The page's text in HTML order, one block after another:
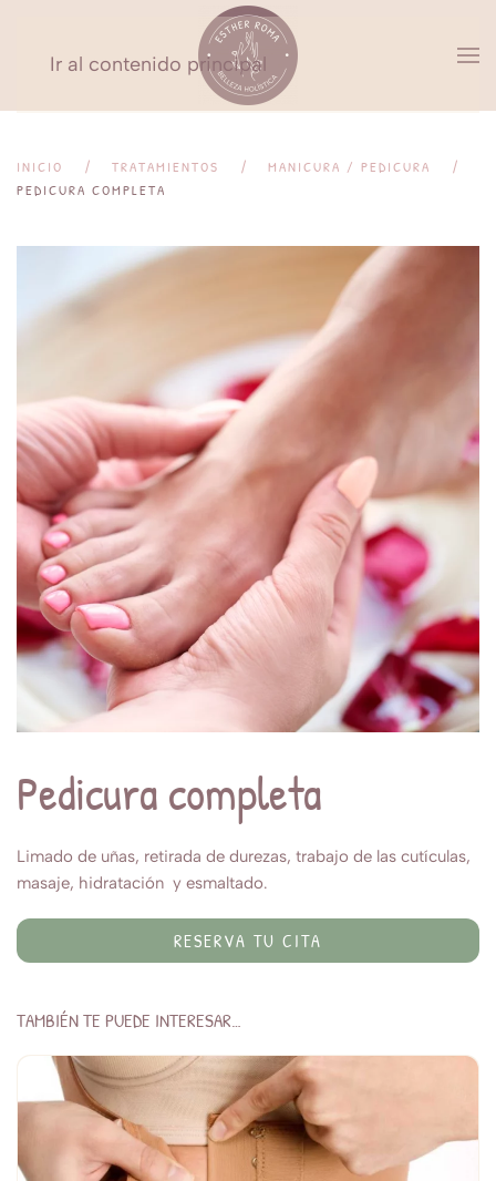
Ir al contenido principal
INICIO TRATAMIENTOS
MANICURA / PEDICURA
PEDICURA COMPLETA
Pedicura completa
Limado de uñas, retirada de durezas, trabajo de las cutículas,
masaje, hidratación y esmaltado.
RESERVA TU CITA
TAMBIÉN TE PUEDE INTERESAR…